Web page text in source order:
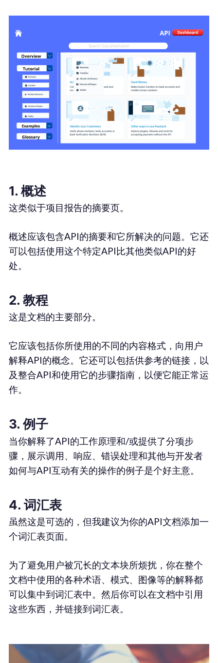
1. 概述
这类似于项目报告的摘要页。
概述应该包含API的摘要和它所解决的问题。它还
可以包括使用这个特定API比其他类似API的好
处。
2. 教程
这是文档的主要部分。
它应该包括你所使用的不同的内容格式，向用户
解释API的概念。它还可以包括供参考的链接，以
及整合API和使用它的步骤指南，以便它能正常运
作。
3. 例子
当你解释了API的工作原理和/或提供了分项步
骤，展示调用、响应、错误处理和其他与开发者
如何与API互动有关的操作的例子是个好主意。
4. 词汇表
虽然这是可选的，但我建议为你的API文档添加一
个词汇表页面。
为了避免用户被冗长的文本块所烦扰，你在整个
文档中使用的各种术语、模式、图像等的解释都
可以集中到词汇表中。然后你可以在文档中引用
这些东西，并链接到词汇表。